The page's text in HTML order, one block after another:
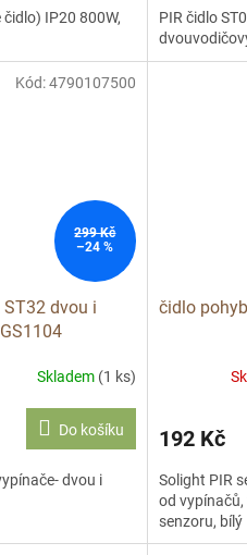
IP20 800W,
PIR čidlo
299 Kč
–24 %
dvou i
Skladem (1 ks)
Do košíku
dvou i
Kód:4790107500
čidlo
192 Kč
Solight PIR
od
senzoru, bílý